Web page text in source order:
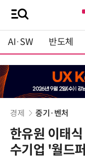
AI·SW 반도체
경제 중기·벤처
한유원 이태
수기업 '월드